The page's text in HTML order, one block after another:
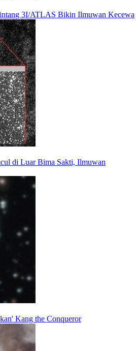
3I/ATLAS Bikin Ilmuwan Kecewa
di Luar Bima Sakti, Ilmuwan
Kang the Conqueror